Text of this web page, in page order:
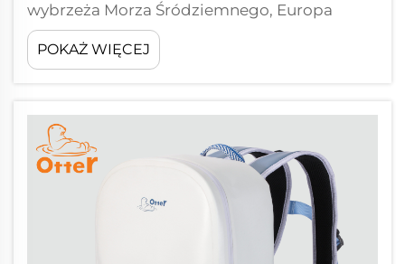
wybrzeża Morza Śródziemnego, Europa
zawsze będzie kusić do wypoczynku na
otwartym powietrzu. Sprzęt towarzyszący
tym przygodom ewoluuje w 2025 roku,
inteligentny design na pierwszym miejscu.
Podczas gdy...
POKAŻ WIĘCEJ